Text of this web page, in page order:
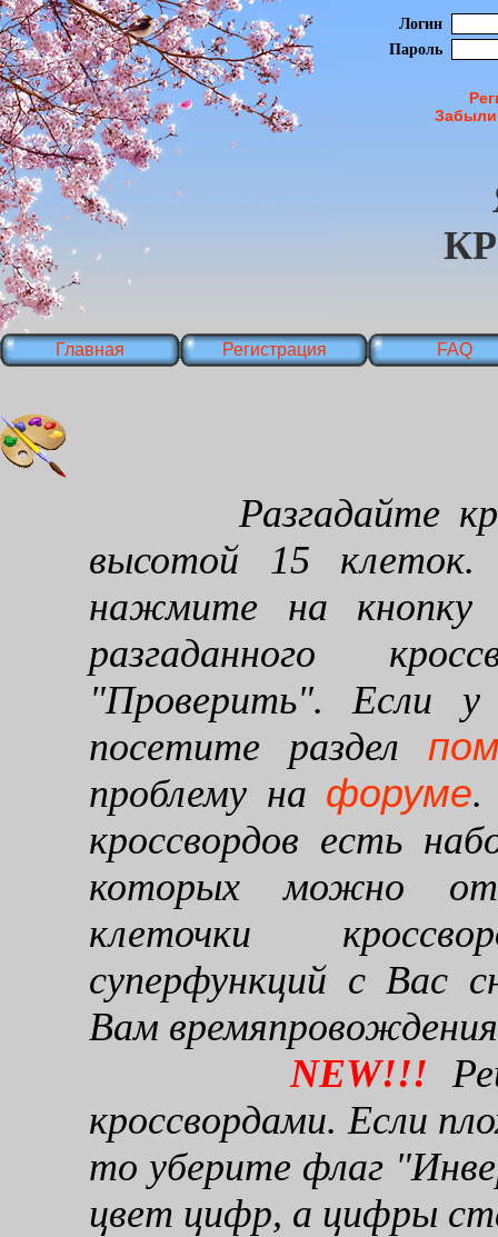
Логин
Пароль
Главная Регистрация FAQ
Разгадайте
высотой 15 клеток.
нажмите на кнопку
разгаданного
"Проверить". Если
посетите раздел
проблему на форуме.
кроссвордов есть
которых можно
клеточки
суперфункций с Вас
Вам
NEW!!!
кроссвордами. Если
то уберите флаг
цвет цифр, а цифры